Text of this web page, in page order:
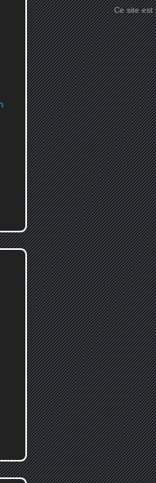
Ce site est